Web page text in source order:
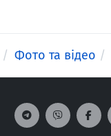
Фото та відео